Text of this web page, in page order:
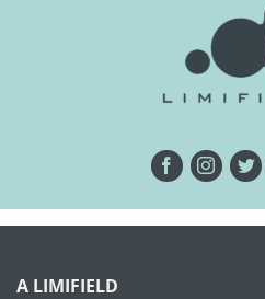
A LIMIFIELD